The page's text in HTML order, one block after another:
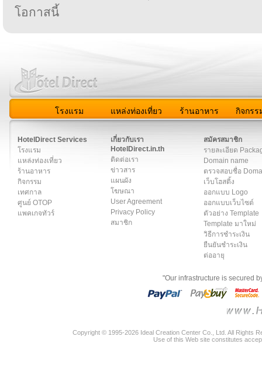
โอกาสนี้
โรงแรม แหล่งท่องเที่ยว ร้านอาหาร กิจกรร
HotelDirect Services
โรงแรม
แหล่งท่องเที่ยว
ร้านอาหาร
กิจกรรม
เทศกาล
ศูนย์ OTOP
แพคเกจทัวร์
เกี่ยวกับเรา
HotelDirect.in.th
ติดต่อเรา
ข่าวสาร
แผนผัง
โฆษณา
User Agreement
Privacy Policy
สมาชิก
สมัครสมาชิก
รายละเอียด
Domain name
ตรวจสอบชื่อ
เว็บโฮสติ้ง
ออกแบบ Logo
ออกแบบเว็บไซต์
ตัวอย่าง Template
Template มาใหม่
วิธีการชำระเงิน
ยืนยันชำระเงิน
ต่ออายุ
"Our infrastructure is secured
Copyright © 1995-2026 Ideal Creation Center Co., Ltd. All Rights
Use of this Web site constitutes